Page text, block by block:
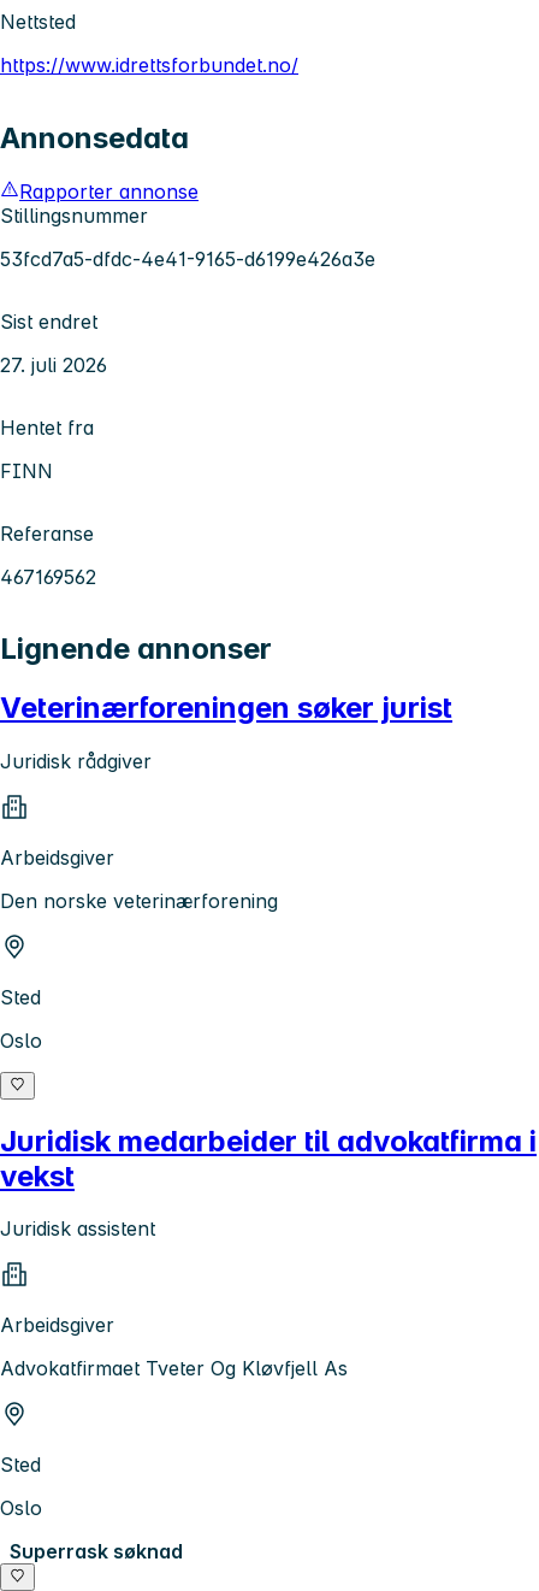
Nettsted
https://www.idrettsforbundet.no/
Annonsedata
Rapporter annonse
Stillingsnummer
53fcd7a5-dfdc-4e41-9165-d6199e426a3e
Sist endret
27. juli 2026
Hentet fra
FINN
Referanse
467169562
Lignende annonser
Veterinærforeningen søker jurist
Juridisk rådgiver
Arbeidsgiver
Den norske veterinærforening
Sted
Oslo
Juridisk medarbeider til advokatfirma i
vekst
Juridisk assistent
Arbeidsgiver
Advokatfirmaet Tveter Og Kløvfjell As
Sted
Oslo
Superrask søknad